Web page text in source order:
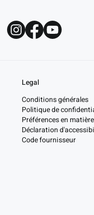
Legal
Conditions générales
Politique de
Préférences en
Déclaration
Code fournisseur